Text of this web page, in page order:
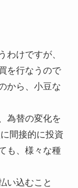
わけですが、
を行なうので
から、小豆な
為替の変化を
間接的に投資
も、様々な種
い込むこと